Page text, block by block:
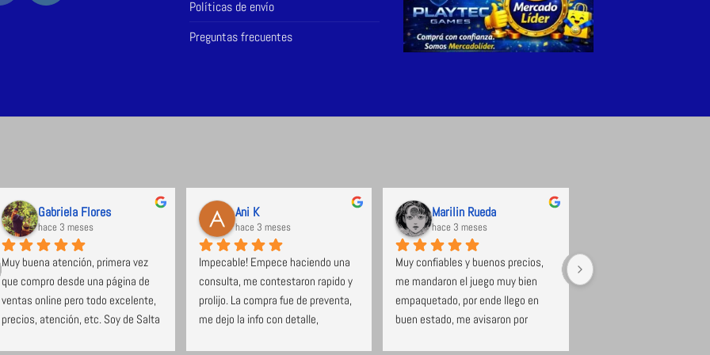
Políticas de envío
Preguntas frecuentes
Gabriela Flores
hace 3 meses
Muy buena atención, primera vez
que compro desde una página de
ventas online pero todo excelente,
precios, atención, etc. Soy de Salta
Ani K
hace 3 meses
Impecable! Empece haciendo una
consulta, me contestaron rapido y
prolijo. La compra fue de preventa,
me dejo la info con detalle,
Marilin Rueda
hace 3 meses
Muy confiables y buenos precios,
me mandaron el juego muy bien
empaquetado, por ende llego en
buen estado, me avisaron por
Excelente tienda de
se destaca la calidad y